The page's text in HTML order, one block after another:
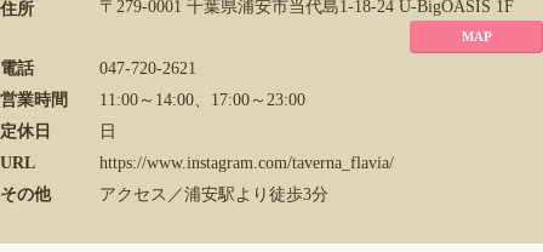
住所 〒279-0001 千葉県浦安市当代島1-18-24 U-BigOASIS 1F
MAP
電話
047-720-2621
営業時間
11:00～14:00、17:00～23:00
定休日
日
URL
https://www.instagram.com/taverna_flavia/
その他
アクセス／浦安駅より徒歩3分